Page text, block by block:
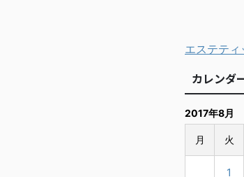
エステテ
カレンダ
2017年8月
月 火
1